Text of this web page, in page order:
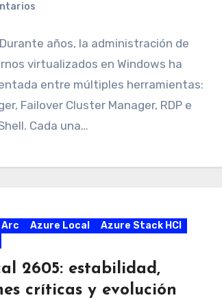
años, la administración de
virtualizados en Windows ha
entre múltiples herramientas:
Failover Cluster Manager, RDP e
Cada una…
Azure Local
Azure Stack HCI
2605: estabilidad,
críticas y evolución